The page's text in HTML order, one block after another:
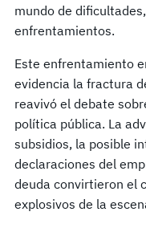
mundo de
enfrentamientos.
Este enfrentamiento
evidencia la fractura
reavivó el debate
política pública. La
subsidios, la posible
declaraciones del
deuda convirtieron el
explosivos de la